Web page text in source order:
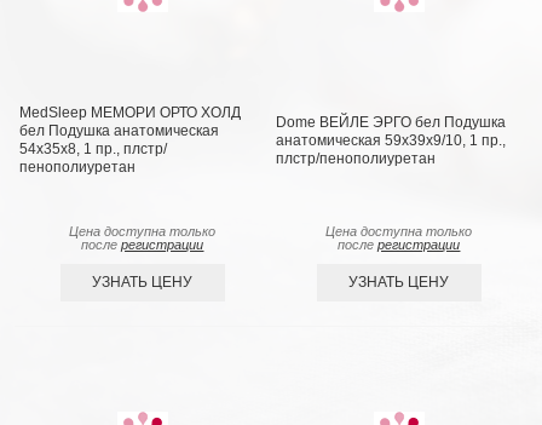
MedSleep МЕМОРИ ОРТО ХОЛД
бел Подушка анатомическая
54х35х8, 1 пр., плстр/
пенополиуретан
Цена доступна только
послерегистрации
УЗНАТЬ ЦЕНУ
Dome ВЕЙЛЕ ЭРГО бел Подушка
анатомическая 59х39х9/10, 1 пр.,
плстр/пенополиуретан
Цена доступна только
послерегистрации
УЗНАТЬ ЦЕНУ